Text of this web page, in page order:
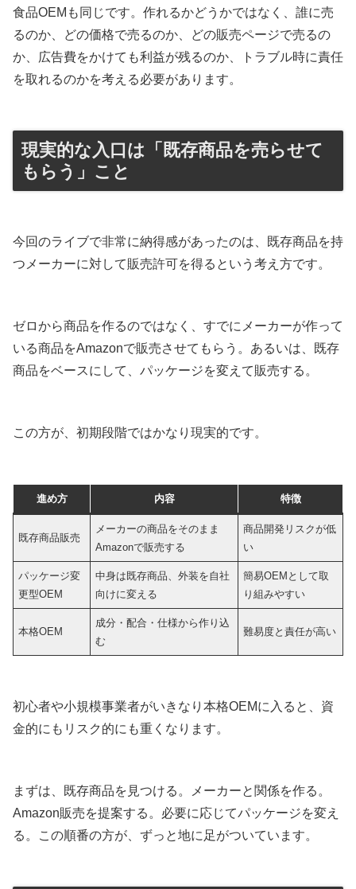
食品OEMも同じです。作れるかどうかではなく、誰に売
るのか、どの価格で売るのか、どの販売ページで売るの
か、広告費をかけても利益が残るのか、トラブル時に責任
を取れるのかを考える必要があります。
現実的な入口は「既存商品を売らせて
もらう」こと
今回のライブで非常に納得感があったのは、既存商品を持
つメーカーに対して販売許可を得るという考え方です。
ゼロから商品を作るのではなく、すでにメーカーが作って
いる商品をAmazonで販売させてもらう。あるいは、既存
商品をベースにして、パッケージを変えて販売する。
この方が、初期段階ではかなり現実的です。
進め方 内容 特徴
既存商品販売
メーカーの商品をそのまま
Amazonで販売する
商品開発リスクが低
い
パッケージ変
更型OEM
中身は既存商品、外装を自社
向けに変える
簡易OEMとして取
り組みやすい
本格OEM
成分・配合・仕様から作り込
む
難易度と責任が高い
初心者や小規模事業者がいきなり本格OEMに入ると、資
金的にもリスク的にも重くなります。
まずは、既存商品を見つける。メーカーと関係を作る。
Amazon販売を提案する。必要に応じてパッケージを変え
る。この順番の方が、ずっと地に足がついています。